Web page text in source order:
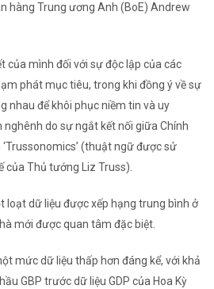
hàng Trung ương Anh (BoE) Andrew
của mình đối với sự độc lập của các
phát mục tiêu, trong khi đồng ý về sự
nhau để khôi phục niềm tin và uy
do sự ngắt kết nối giữa Chính
(thuật ngữ được sử
của Thủ tướng Liz Truss).
loạt dữ liệu được xếp hạng trung bình ở
mới được quan tâm đặc biệt.
mức dữ liệu thấp hơn đáng kể, với khả
GBP trước dữ liệu GDP của Hoa Kỳ